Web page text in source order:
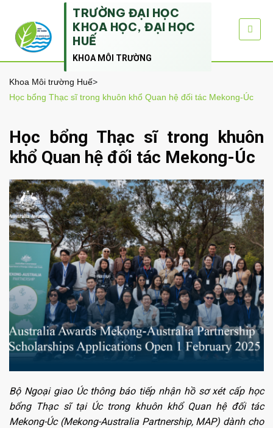
TRƯỜNG ĐẠI HỌC
KHOA HỌC, ĐẠI HỌC
HUẾ
KHOA MÔI TRƯỜNG
Khoa Môi trường Huế>
Học bổng Thạc sĩ trong khuôn khổ Quan hệ đối tác Mekong-Úc
Học bổng Thạc sĩ trong khuôn
khổ Quan hệ đối tác Mekong-Úc
Bộ Ngoại giao Úc thông báo tiếp nhận hồ sơ xét cấp học
bổng Thạc sĩ tại Úc trong khuôn khổ Quan hệ đối tác
Mekong-Úc (Mekong-Australia Partnership, MAP) dành cho